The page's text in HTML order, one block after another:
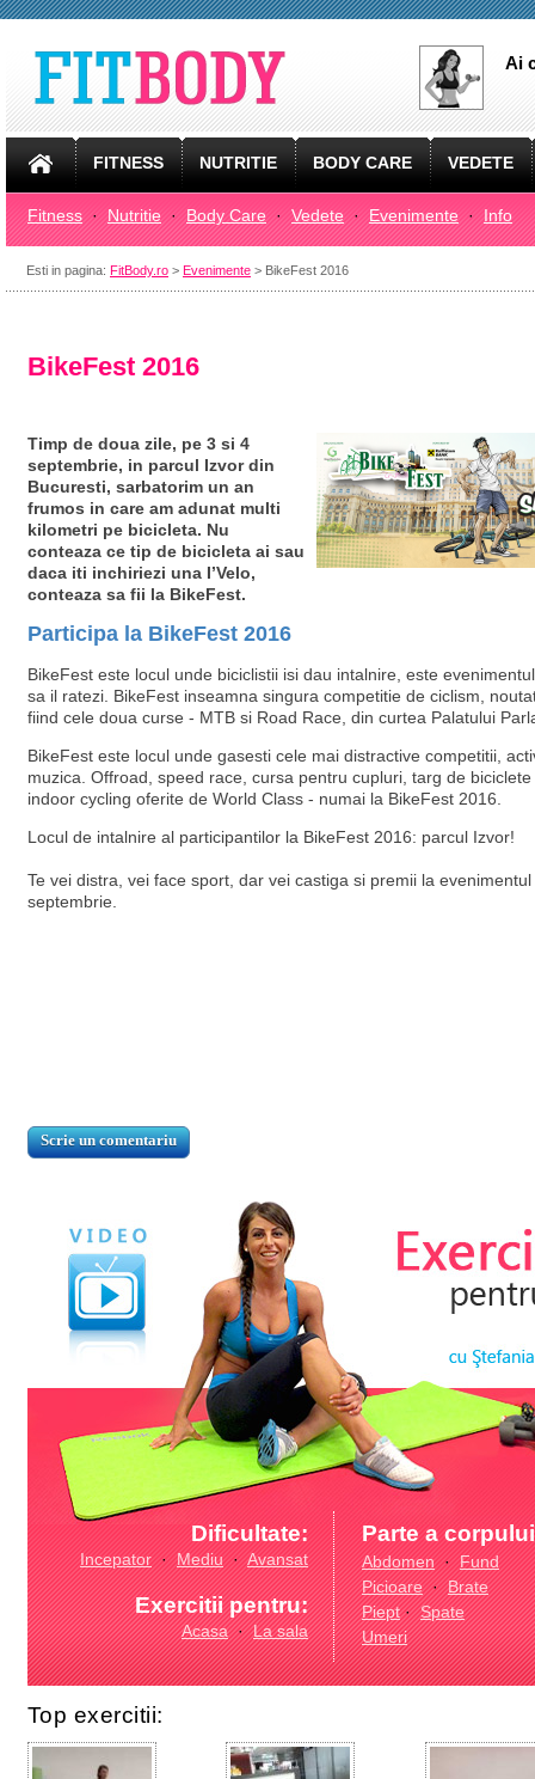
Ai
FITNESS NUTRITIE BODY CARE VEDETE
Fitness · Nutritie · Body Care · Vedete · Evenimente · Info
Esti in pagina: FitBody.ro > Evenimente > BikeFest 2016
BikeFest 2016
Timp de doua zile, pe 3 si 4
septembrie, in parcul Izvor din
Bucuresti, sarbatorim un an
frumos in care am adunat multi
kilometri pe bicicleta. Nu
conteaza ce tip de bicicleta ai sau
daca iti inchiriezi una I’Velo,
conteaza sa fii la BikeFest.
Participa la BikeFest 2016
BikeFest este locul unde biciclistii isi dau intalnire, este
sa il ratezi. BikeFest inseamna singura competitie de ciclism,
fiind cele doua curse - MTB si Road Race, din curtea Palatului
BikeFest este locul unde gasesti cele mai distractive competitii,
muzica. Offroad, speed race, cursa pentru cupluri, targ de
indoor cycling oferite de World Class - numai la BikeFest 2016.
Locul de intalnire al participantilor la BikeFest 2016: parcul Izvor!
Te vei distra, vei face sport, dar vei castiga si premii la
septembrie.
Dificultate:
Incepator·Mediu·Avansat
Exercitii pentru:
Acasa·La sala
Parte a
Abdomen·Fund
Picioare·Brate
Piept·Spate
Umeri
Top exercitii: